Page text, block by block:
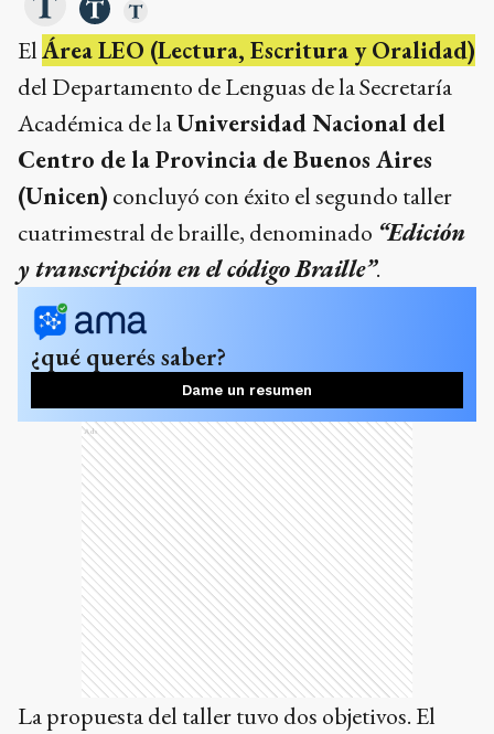
ElÁrea LEO (Lectura, Escritura y Oralidad)
del Departamento de Lenguas de la Secretaría
Académica de laUniversidad Nacional del
Centro de la Provincia de Buenos Aires
(Unicen) concluyó con éxito el segundo taller
cuatrimestral de braille, denominado “Edición
y transcripción en el código Braille”.
¿qué querés saber?
Dame un resumen
Ads
La propuesta del taller tuvo dos objetivos. El